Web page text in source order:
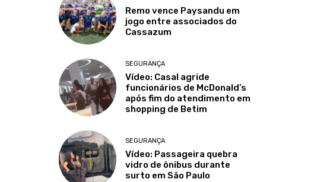
Remo vence Paysandu em
jogo entre associados do
Cassazum
SEGURANÇA
Vídeo: Casal agride
funcionários de McDonald’s
após fim do atendimento em
shopping de Betim
SEGURANÇA
Vídeo: Passageira quebra
vidro de ônibus durante
surto em São Paulo